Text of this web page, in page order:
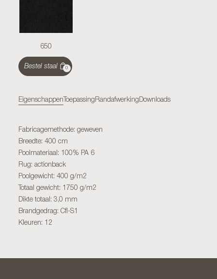
650
Bestel staal 0
Eigenschappen Toepassing Randafwerking Downloads
Fabricagemethode: geweven
Breedte: 400 cm
Poolmateriaal: 100% PA 6
Rug: actionback
Poolgewicht: 400 g/m2
Totaal gewicht: 1750 g/m2
Dikte totaal: 3,0 mm
Brandgedrag: Cfl-S1
Kleuren: 12